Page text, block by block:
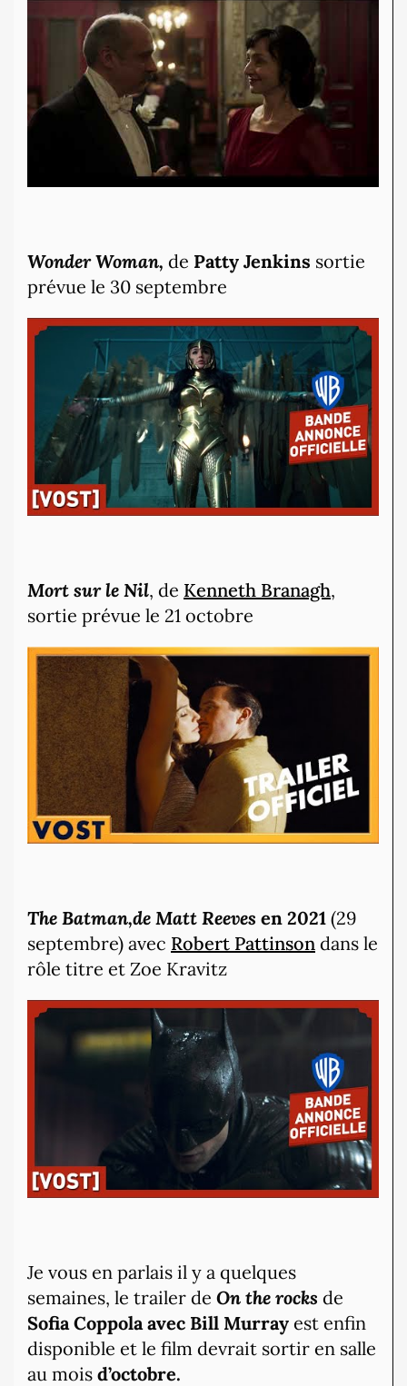
Wonder Woman, de Patty Jenkins sortie
prévue le 30 septembre
Mort sur le Nil, de Kenneth Branagh,
sortie prévue le 21 octobre
The Batman,de Matt Reeves en 2021 (29
septembre) avec Robert Pattinson dans le
rôle titre et Zoe Kravitz
Je vous en parlais il y a quelques
semaines, le trailer de On the rocks de
Sofia Coppola avec Bill Murray est enfin
disponible et le film devrait sortir en salle
au mois d’octobre.